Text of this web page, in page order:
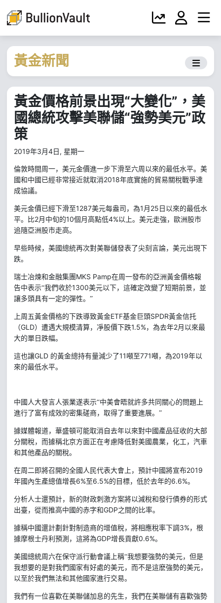
黃金新聞
黃金價格前景出現“大變化”，美
國總統攻擊美聯儲“強勢美元”政
策
2019年3月4日, 星期一
倫敦時間周一，美元金價進一步下滑至六周以來的最低水平。美
國和中國已經非常接近就取消2018年底實施的貿易關稅戰爭達
成協議。
美元金價已經下滑至1287美元每盎司，為1 月 25 日以來的最低水
平。比2月中旬的10個月高點低4%以上。美元走強，歐洲股市
追隨亞洲股市走高。
早些時候，美國總統再次對美聯儲發表了尖刻言論，美元出現下
跌。
瑞士冶煉和金融集團 MKS Pamp在周一發布的亞洲黃金價格報
告中表示“我們收於1300美元以下，這確定改變了短期前景，並
讓多頭具有一定的彈性。”
上周五黃金價格的下跌導致黃金ETF基金巨頭SPDR黃金信托
（GLD）遭遇大規模清算，凈股價下跌1.5%，為去年2月以來最
大的單日跌幅。
這也讓GLD 的黃金總持有量減少了11 噸至771 噸，為2019年以
來的最低水平。
中國人大發言人張業遂表示“中美會晤就許多共同關心的問題上
進行了富有成效的密集磋商，取得了重要進展。”
據媒體報道，華盛頓可能取消自去年以來對中國產品征收的大部
分關稅，而據稱北京方面正在考慮降低對美國農業，化工，汽車
和其他產品的關稅。
在周二即將召開的全國人民代表大會上，預計中國將宣布2019
年國內生產總值增長6%至6.5%的目標，低於去年的6.6%。
分析人士還預計，新的財政刺激方案將以減稅和發行債券的形式
出臺，從而推高中國的赤字和GDP之間的比率。
據稱中國還計劃針對制造商的增值稅，將相應稅率下調 3%，根
據摩根士丹利預測，這將為GDP增長貢獻0.6%。
美國總統周六在保守派行動會議上稱“我想要強勢的美元，但是
我想要的是對我們國家有好處的美元，而不是這麽強勢的美元，
以至於我們無法和其他國家進行交易。
我們有一位喜歡在美聯儲加息的先生，我們在美聯儲有喜歡強勢